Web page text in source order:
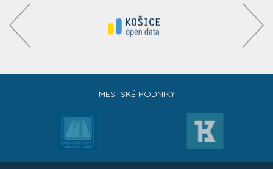
MESTSKÉ PODNIKY